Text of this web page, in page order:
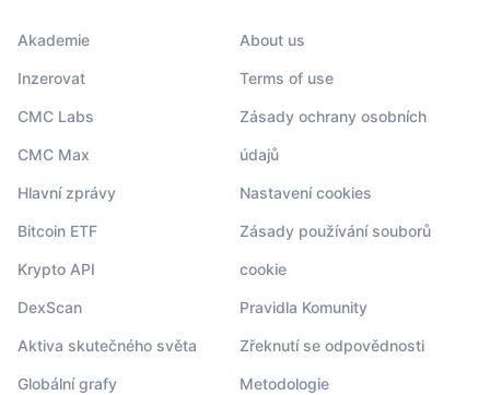
Akademie
Inzerovat
CMC Labs
CMC Max
Hlavní zprávy
Bitcoin ETF
Krypto API
DexScan
Aktiva skutečného světa
Globální grafy
About us
Terms of use
Zásady ochrany osobních
údajů
Nastavení cookies
Zásady používání souborů
cookie
Pravidla Komunity
Zřeknutí se odpovědnosti
Metodologie